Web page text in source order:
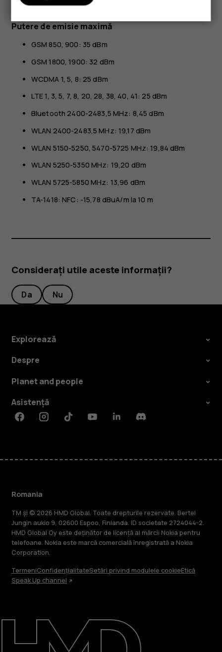
Despre
Repară, reutilizează, reciclează
Asistență
către HMD Global se face sub licență.
Putere de emisie maximă
GSM 850, 900: 35 dBm
GSM 1800, 1900: 32 dBm
WCDMA 1, 5, 8: 25 dBm
LTE 1, 3, 5, 7, 8, 20, 28, 38, 40, 41: 25 dBm
Bluetooth 2400-2483,5 MHz: 8,45 dBm
WLAN 2400-2483,5 MHz: 19,17 dBm
WLAN 5150-5250, 5470-5725 MHz: 19,84 dBm
WLAN 5250-5350 MHz: 19,20 dBm
WLAN 5725-5850 MHz: 13,96 dBm
TA-1418: NFC: -15,78 dBuA/m la 10 m
Considerați utile aceste informații?
Da Nu
Explorează
Despre
Planet and people
Asistență
FacebookInstagramTiktokYoutubeLinkedinDiscord
Romania
TM și © 2026 HMD Global. Toate drepturile rezervate. Bertel
Jungin aukio 9, 02600 Espoo, Finlanda. ID societate 2724044-2.
HMD Global Oy este deținător de licență al mărcii Nokia pentru
telefoane. Nokia este marcă comercială înregistrată a Nokia
Corporation.
TermeniConfidențialitateSetări privind modulele cookieEtică
Speak Up channel